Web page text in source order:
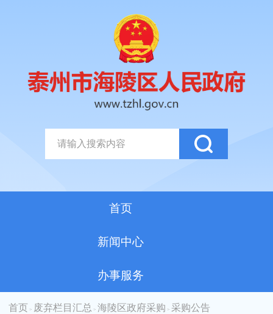
首页
新闻中心
办事服务
首页 > 废弃栏目汇总 > 海陵区政府采购 >采购公告